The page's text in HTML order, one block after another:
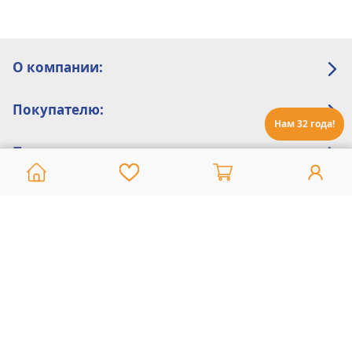
Нам 32 года!
О компании:
Покупателю:
Помощь: